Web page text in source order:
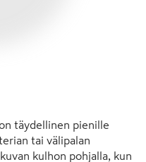
täydellinen pienille
tai välipalan
kulhon pohjalla, kun